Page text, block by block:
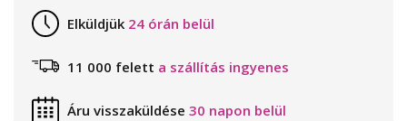
Elküldjük 24 órán belül
11 000 felett a szállítás ingyenes
Áru visszaküldése 30 napon belül